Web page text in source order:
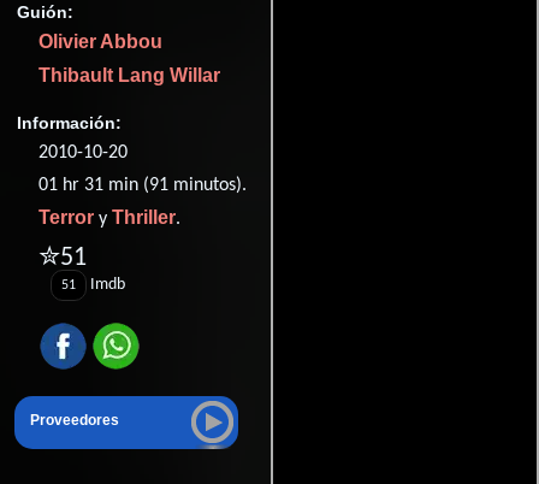
Guión:
Olivier Abbou
Thibault Lang Willar
Información:
2010-10-20
01 hr 31 min (91 minutos).
Terror y Thriller.
✮51
51 Imdb
Proveedores